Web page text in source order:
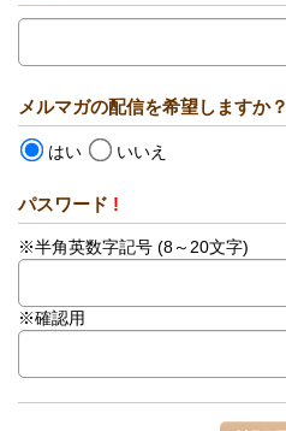
メルマガの配信を希望しますか？
はい いいえ
パスワード !
※半角英数字記号 (8～20文字)
※確認用